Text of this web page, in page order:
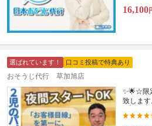
16,100
選ばれています！ 口コミ投稿で特典あり
おそうじ代行 草加旭店
✨🌟☆限
致しま